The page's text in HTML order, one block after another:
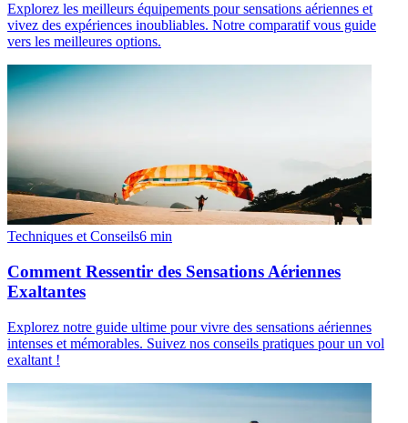
Explorez les meilleurs équipements pour sensations aériennes et
vivez des expériences inoubliables. Notre comparatif vous guide
vers les meilleures options.
Techniques et Conseils6 min
Comment Ressentir des Sensations Aériennes
Exaltantes
Explorez notre guide ultime pour vivre des sensations aériennes
intenses et mémorables. Suivez nos conseils pratiques pour un vol
exaltant !